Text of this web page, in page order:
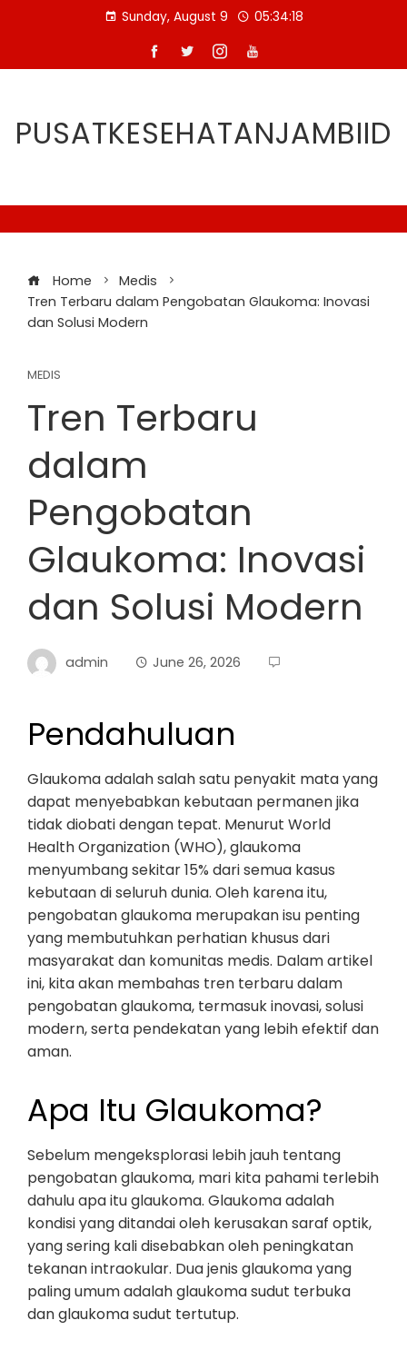
Sunday, August 9 05:34:19
PUSATKESEHATANJAMBIID
Home
Medis
Tren Terbaru dalam Pengobatan Glaukoma: Inovasi
dan Solusi Modern
MEDIS
Tren Terbaru
dalam
Pengobatan
Glaukoma: Inovasi
dan Solusi Modern
admin June 26, 2026
Pendahuluan
Glaukoma adalah salah satu penyakit mata yang
dapat menyebabkan kebutaan permanen jika
tidak diobati dengan tepat. Menurut World
Health Organization (WHO), glaukoma
menyumbang sekitar 15% dari semua kasus
kebutaan di seluruh dunia. Oleh karena itu,
pengobatan glaukoma merupakan isu penting
yang membutuhkan perhatian khusus dari
masyarakat dan komunitas medis. Dalam artikel
ini, kita akan membahas tren terbaru dalam
pengobatan glaukoma, termasuk inovasi, solusi
modern, serta pendekatan yang lebih efektif dan
aman.
Apa Itu Glaukoma?
Sebelum mengeksplorasi lebih jauh tentang
pengobatan glaukoma, mari kita pahami terlebih
dahulu apa itu glaukoma. Glaukoma adalah
kondisi yang ditandai oleh kerusakan saraf optik,
yang sering kali disebabkan oleh peningkatan
tekanan intraokular. Dua jenis glaukoma yang
paling umum adalah glaukoma sudut terbuka
dan glaukoma sudut tertutup.